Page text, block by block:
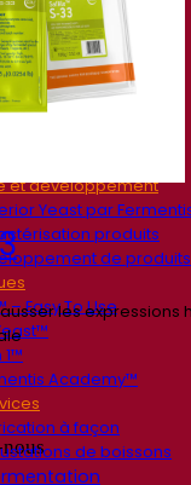
en fermentation
passionnée
et développement
Yeast par
produits
de produits
– Easy To Use
1™
Academy™
à façon
de boissons
les expressions